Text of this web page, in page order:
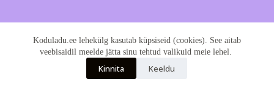
Koduladu.ee lehekülg kasutab küpsiseid (cookies). See aitab
veebisaidil meelde jätta sinu tehtud valikuid meie lehel.
Kinnita Keeldu